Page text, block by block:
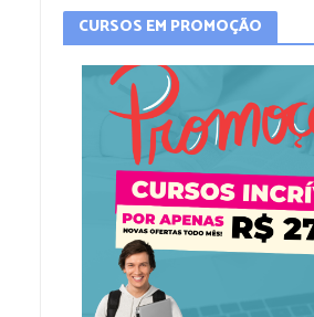
CURSOS EM PROMOÇÃO